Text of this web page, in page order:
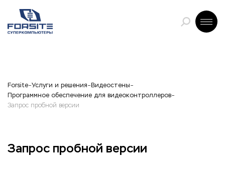
Forsite Услуги и решения Видеостены
Программное обеспечение для видеоконтроллеров
Запрос пробной версии
Запрос пробной версии